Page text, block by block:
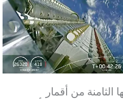
من أقمار